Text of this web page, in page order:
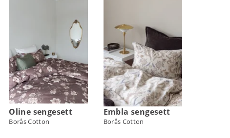
Oline sengesett
Borås Cotton
Embla sengesett
Borås Cotton